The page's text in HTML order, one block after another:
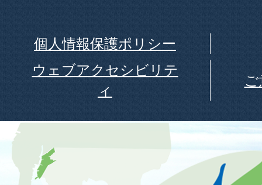
個人情報保護ポリシー
ウェブアクセシビリテ
ィ